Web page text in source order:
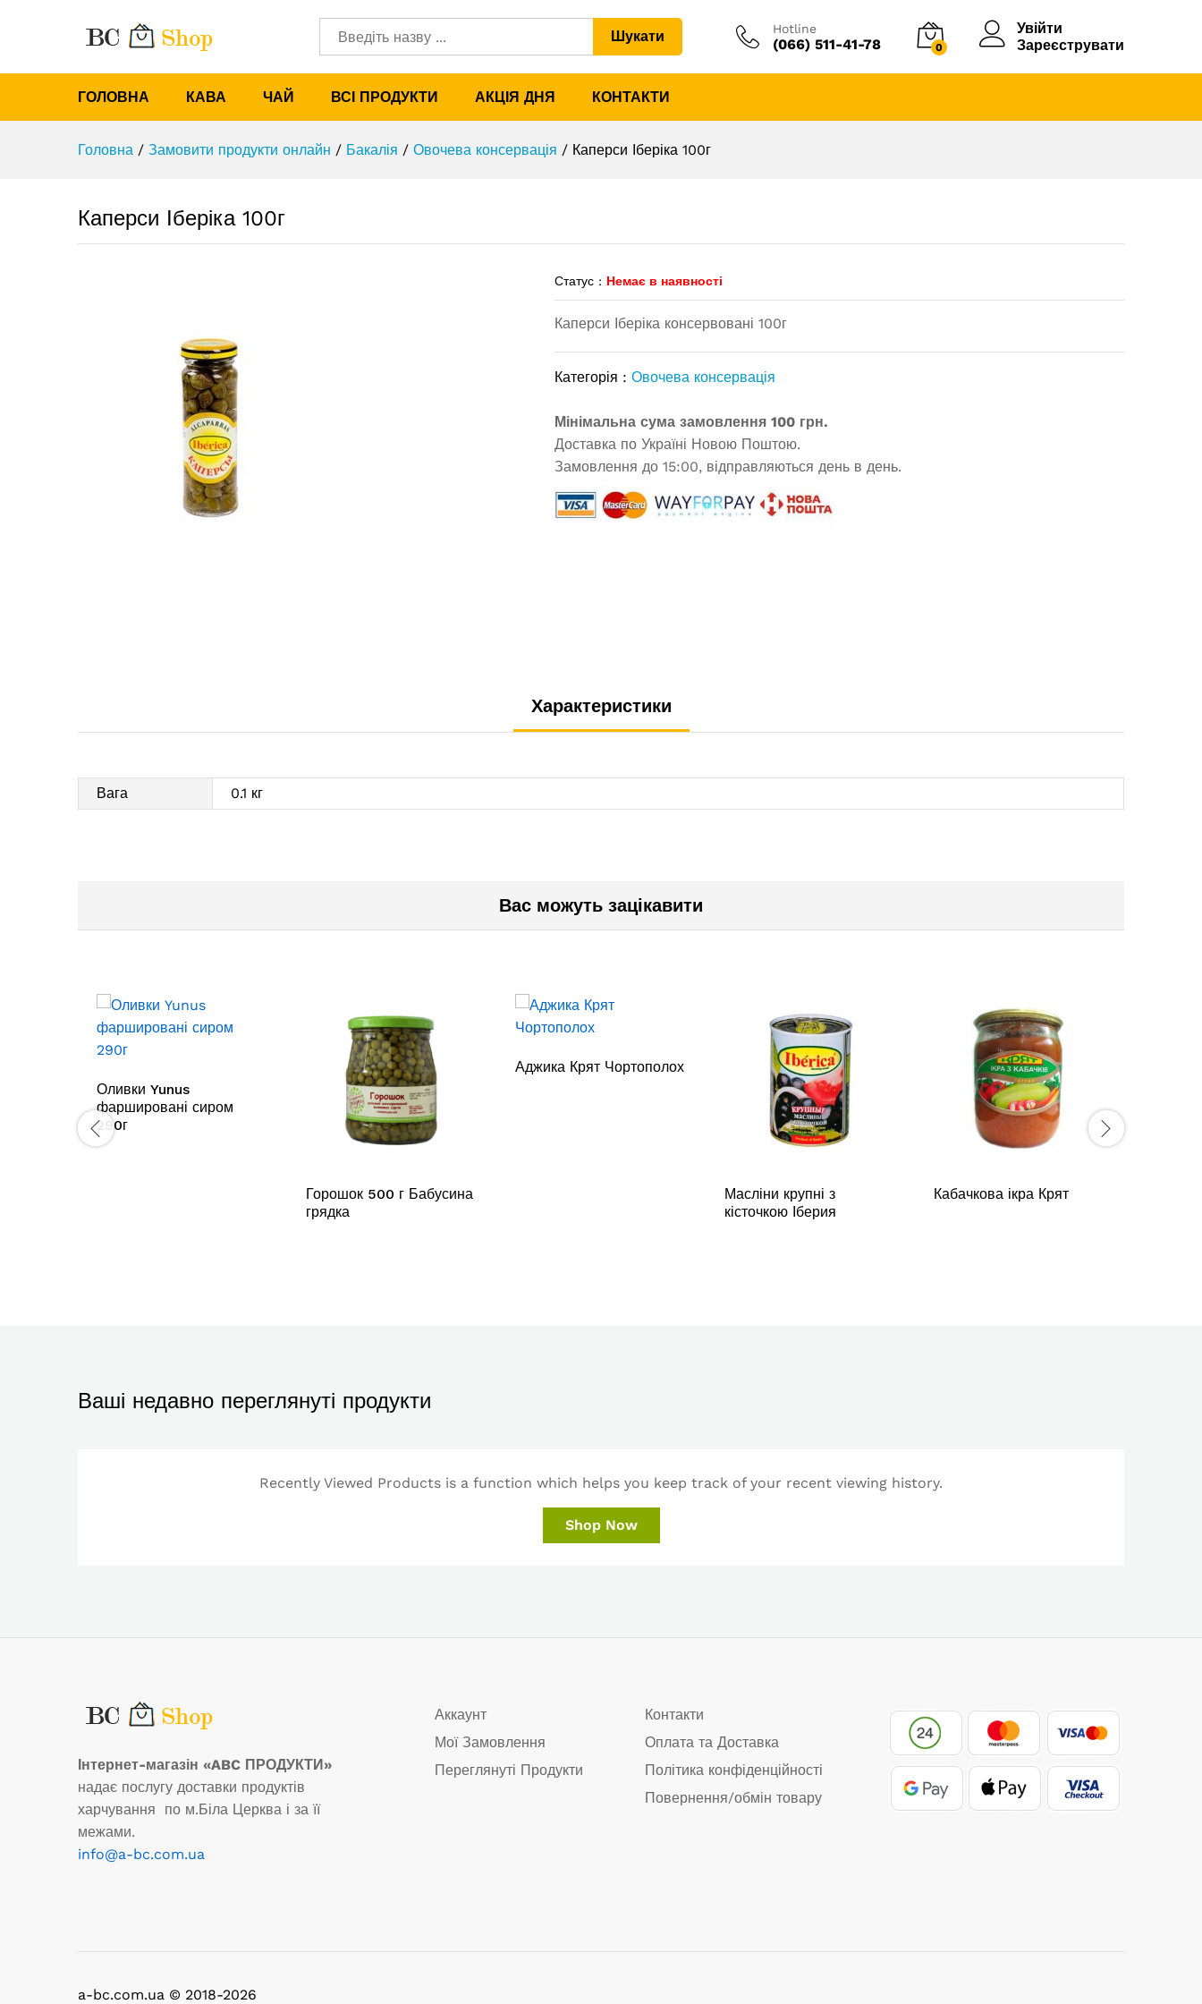
Категорії Шукати Hotline
(066) 511-41-78 0
Увійти
Зареєструвати
ГОЛОВНА КАВА ЧАЙ ВСІ ПРОДУКТИ АКЦІЯ ДНЯ КОНТАКТИ
Головна / Замовити продукти онлайн / Бакалія / Овочева консервація / Каперси Іберіка 100г
Каперси Іберіка 100г
Статус : Немає в наявності
Каперси Іберіка консервовані 100г
Категорія :Овочева консервація
Мінімальна сума замовлення 100 грн.
Доставка по Україні Новою Поштою.
Замовлення до 15:00, відправляються день в день.
Характеристики
Вага 0.1 кг
Вас можуть зацікавити
Оливки Yunus
фаршировані сиром
290г
Горошок 500 г Бабусина
грядка
Аджика Крят Чортополох
Масліни крупні з
кісточкою Іберия
Кабачкова ікра Крят
Ваші недавно переглянуті продукти
Recently Viewed Products is a function which helps you keep track of your recent viewing history.
Shop Now
Інтернет-магазін «ABC ПРОДУКТИ»
надає послугу доставки продуктів
харчування по м.Біла Церква і за її
межами.
info@a-bc.com.ua
Аккаунт
Мої Замовлення
Переглянуті Продукти
Контакти
Оплата та Доставка
Політика конфіденційності
Повернення/обмін товару
a-bc.com.ua © 2018-2026
Характеристики